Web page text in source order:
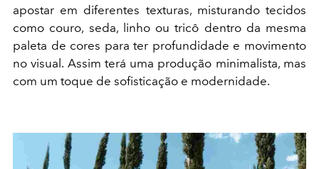
apostar em diferentes texturas, misturando tecidos
como couro, seda, linho ou tricô dentro da mesma
paleta de cores para ter profundidade e movimento
no visual. Assim terá uma produção minimalista, mas
com um toque de sofisticação e modernidade.